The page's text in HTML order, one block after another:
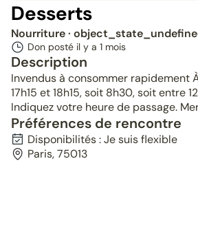
Desserts
Nourriture·
Don posté il y a 1 mois
Description
Invendus à consommer rapidement
17h15 et 18h15, soit 8h30, soit entre
Indiquez votre heure de passage.
Préférences de rencontre
Disponibilités : Je suis flexible
Paris, 75013